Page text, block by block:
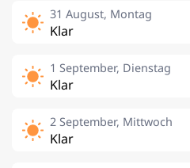
31 August, Montag
Klar
1 September, Dienstag
Klar
2 September, Mittwoch
Klar